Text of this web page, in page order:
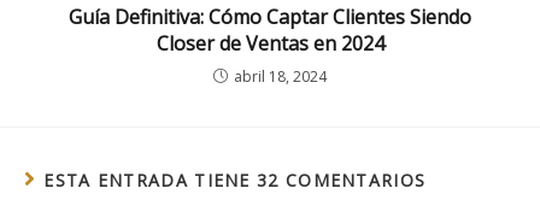
Guía Definitiva: Cómo Captar Clientes Siendo
Closer de Ventas en 2024
abril 18, 2024
ESTA ENTRADA TIENE 32 COMENTARIOS